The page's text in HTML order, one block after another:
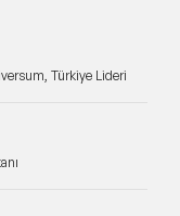
Türkiye Lideri